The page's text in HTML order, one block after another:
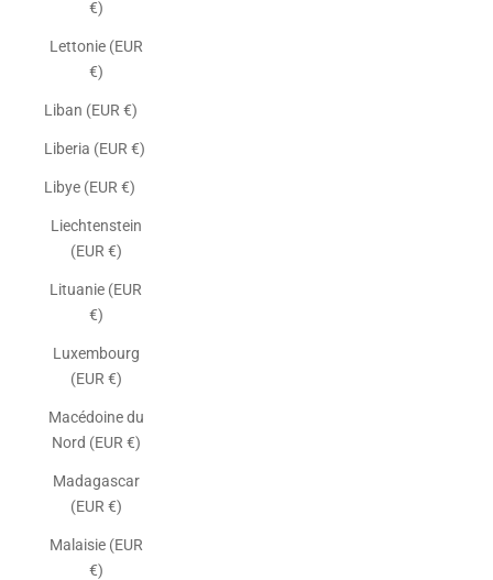
€)
Lettonie (EUR
€)
Liban (EUR €)
Liberia (EUR €)
Libye (EUR €)
Liechtenstein
(EUR €)
Lituanie (EUR
€)
Luxembourg
(EUR €)
Macédoine du
Nord (EUR €)
Madagascar
(EUR €)
Malaisie (EUR
€)